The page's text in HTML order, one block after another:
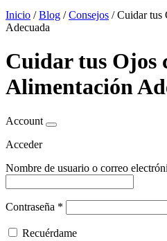
Inicio /Blog /Consejos /Cuidar tus
Adecuada
Cuidar tus Ojos
Alimentación
Account
Acceder
Nombre de usuario o correo
Contraseña *
Recuérdame